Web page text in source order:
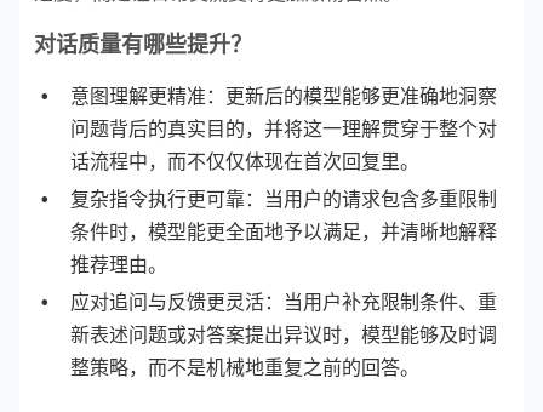
对话质量有哪些提升？
意图理解更精准：更新后的模型能够更准确地洞察
问题背后的真实目的，并将这一理解贯穿于整个对
话流程中，而不仅仅体现在首次回复里。
复杂指令执行更可靠：当用户的请求包含多重限制
条件时，模型能更全面地予以满足，并清晰地解释
推荐理由。
应对追问与反馈更灵活：当用户补充限制条件、重
新表述问题或对答案提出异议时，模型能够及时调
整策略，而不是机械地重复之前的回答。